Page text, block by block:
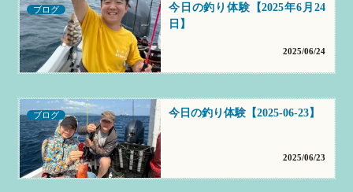
ブログ
今日の釣り体験【2025年6月24
日】
2025/06/24
ブログ 今日の釣り体験【2025-06-23】
2025/06/23